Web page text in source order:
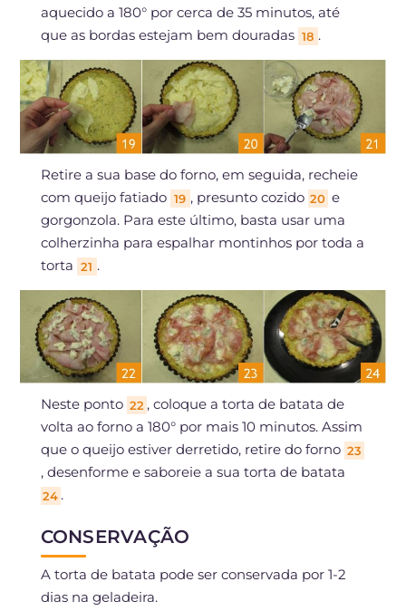
aquecido a 180° por cerca de 35 minutos, até
que as bordas estejam bem douradas 18 .
Retire a sua base do forno, em seguida, recheie
com queijo fatiado 19 , presunto cozido 20 e
gorgonzola. Para este último, basta usar uma
colherzinha para espalhar montinhos por toda a
torta 21 .
Neste ponto 22 , coloque a torta de batata de
volta ao forno a 180° por mais 10 minutos. Assim
que o queijo estiver derretido, retire do forno 23
, desenforme e saboreie a sua torta de batata
24 .
CONSERVAÇÃO
A torta de batata pode ser conservada por 1-2
dias na geladeira.